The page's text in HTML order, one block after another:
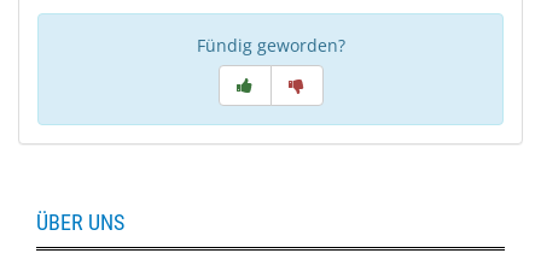
Fündig geworden?
ÜBER UNS